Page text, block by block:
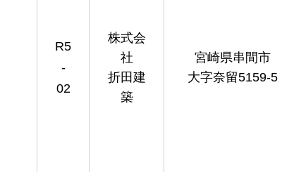
R5
-
02
株式会
社
折田建
築
宮崎県串間市
大字奈留5159-5